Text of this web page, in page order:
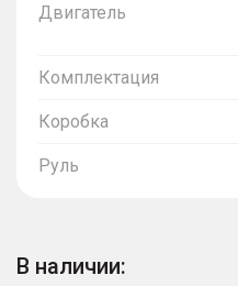
Двигатель
Комплектация
Коробка
Руль
В наличии: